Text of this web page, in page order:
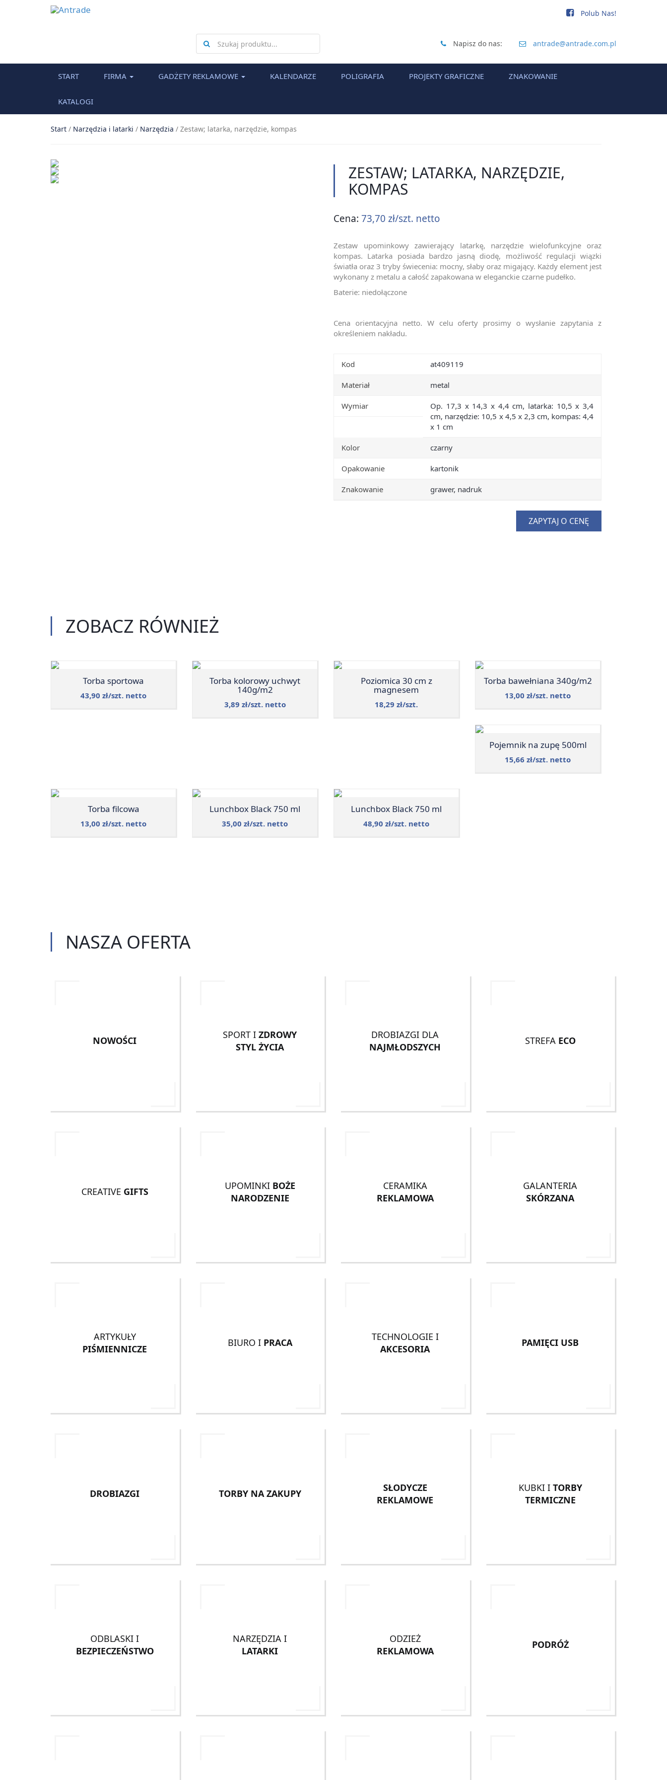
Search
for
Napisz do nas: antrade@antrade.com.pl
Polub Nas!
START FIRMA GADŻETY REKLAMOWE KALENDARZE POLIGRAFIA PROJEKTY GRAFICZNE ZNAKOWANIE
KATALOGI
Start / Narzędzia i latarki / Narzędzia / Zestaw; latarka, narzędzie, kompas
ZESTAW; LATARKA, NARZĘDZIE,
KOMPAS
Cena: 73,70 zł/szt. netto
Zestaw upominkowy zawierający latarkę, narzędzie wielofunkcyjne oraz
kompas. Latarka posiada bardzo jasną diodę, możliwość regulacji wiązki
światła oraz 3 tryby świecenia: mocny, słaby oraz migający. Każdy element jest
wykonany z metalu a całość zapakowana w eleganckie czarne pudełko.
Baterie: niedołączone
Cena orientacyjna netto. W celu oferty prosimy o wysłanie zapytania z
określeniem nakładu.
Kod at409119
Materiał metal
Wymiar
Op. 17,3 x 14,3 x 4,4 cm, latarka: 10,5 x 3,4
cm, narzędzie: 10,5 x 4,5 x 2,3 cm, kompas: 4,4
x 1 cm
Kolor czarny
Opakowanie kartonik
Znakowanie grawer, nadruk
ZAPYTAJ O CENĘ
ZOBACZ RÓWNIEŻ
Torba sportowa
43,90 zł/szt. netto
Torba kolorowy uchwyt
140g/m2
3,89 zł/szt. netto
Poziomica 30 cm z
magnesem
18,29 zł/szt.
Torba bawełniana 340g/m2
13,00 zł/szt. netto
Pojemnik na zupę 500ml
15,66 zł/szt. netto
Torba filcowa
13,00 zł/szt. netto
Lunchbox Black 750 ml
35,00 zł/szt. netto
Lunchbox Black 750 ml
48,90 zł/szt. netto
NASZA OFERTA
NOWOŚCI SPORT IZDROWY
STYL ŻYCIA
DROBIAZGI DLA
NAJMŁODSZYCH
STREFA ECO
CREATIVE GIFTS UPOMINKI BOŻE
NARODZENIE
CERAMIKA
REKLAMOWA
GALANTERIA
SKÓRZANA
ARTYKUŁY
PIŚMIENNICZE
BIURO I PRACA
TECHNOLOGIE I
AKCESORIA
PAMIĘCI USB
DROBIAZGI TORBY NA ZAKUPY
SŁODYCZE
REKLAMOWE
KUBKI I TORBY
TERMICZNE
ODBLASKI I
BEZPIECZEŃSTWO
NARZĘDZIA I
LATARKI
ODZIEŻ
REKLAMOWA
PODRÓŻ